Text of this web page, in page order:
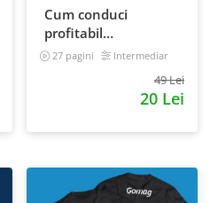
Cum conduci
profitabil
convorbirile
27 pagini Intermediar
49 Lei
20 Lei